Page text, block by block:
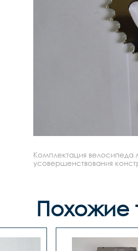
Комплектация велосипеда
усовершенствования
Похожие